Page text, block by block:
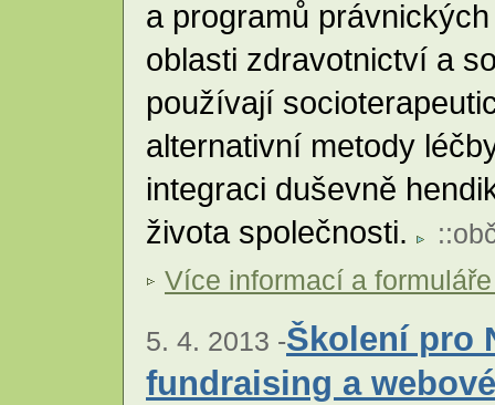
a programů
oblasti zdravotnictví a
používají
alternativní metody
integraci duševně
života společnosti.
::
Více informací a
5. 4. 2013 -Školení pro
fundraising a